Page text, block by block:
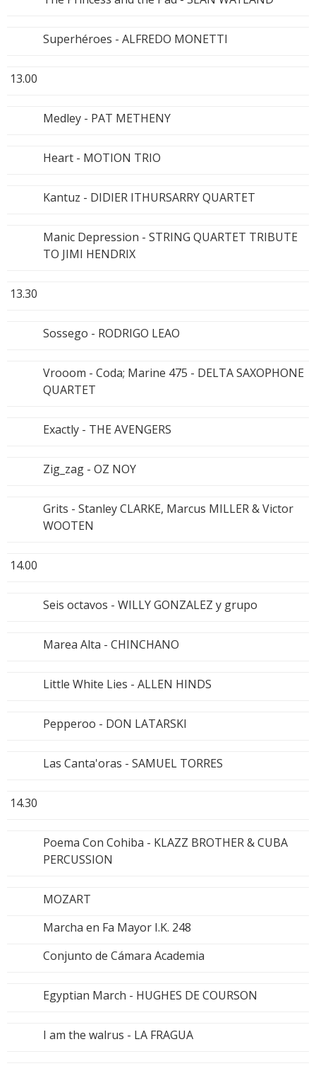
Superhéroes - ALFREDO MONETTI
13.00
Medley - PAT METHENY
Heart - MOTION TRIO
Kantuz - DIDIER ITHURSARRY QUARTET
Manic Depression - STRING QUARTET TRIBUTE
TO JIMI HENDRIX
13.30
Sossego - RODRIGO LEAO
Vrooom - Coda; Marine 475 - DELTA SAXOPHONE
QUARTET
Exactly - THE AVENGERS
Zig_zag - OZ NOY
Grits - Stanley CLARKE, Marcus MILLER & Victor
WOOTEN
14.00
Seis octavos - WILLY GONZALEZ y grupo
Marea Alta - CHINCHANO
Little White Lies - ALLEN HINDS
Pepperoo - DON LATARSKI
Las Canta'oras - SAMUEL TORRES
14.30
Poema Con Cohiba - KLAZZ BROTHER & CUBA
PERCUSSION
MOZART
Marcha en Fa Mayor I.K. 248
Conjunto de Cámara Academia
Egyptian March - HUGHES DE COURSON
I am the walrus - LA FRAGUA